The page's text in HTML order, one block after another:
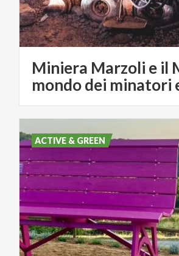
Miniera Marzoli e il
ACTIVE & GREEN